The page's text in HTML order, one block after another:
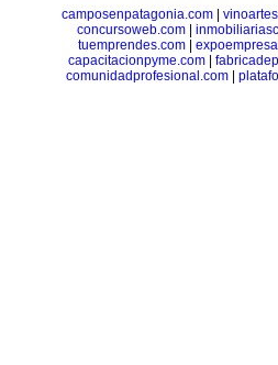
camposenpatagonia.com|
concursoweb.com
tuemprendes.com
capacitacionpyme.com
comunidadprofesional.com|